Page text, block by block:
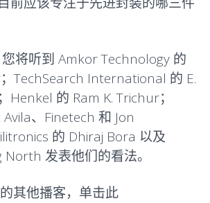
将听到 Amkor Technology 的
TechSearch International 的 E.
Henkel 的 Ram K. Trichur；
、Finetech 和 Jon
的 Dhiraj Bora 以及
North 发表他们的看法。
其他播客，单击此